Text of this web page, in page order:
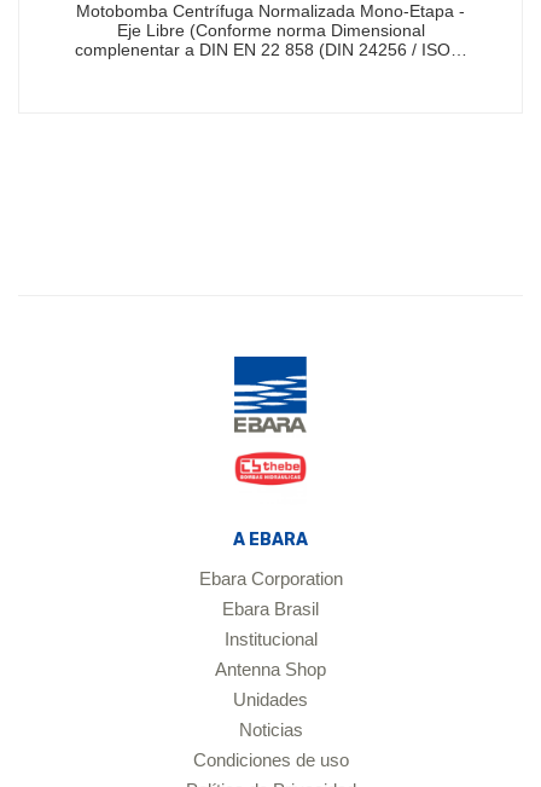
Motobomba Centrífuga Normalizada Mono-Etapa -
Eje Libre (Conforme norma Dimensional
complenentar a DIN EN 22 858 (DIN 24256 / ISO…
A EBARA
Ebara Corporation
Ebara Brasil
Institucional
Antenna Shop
Unidades
Noticias
Condiciones de uso